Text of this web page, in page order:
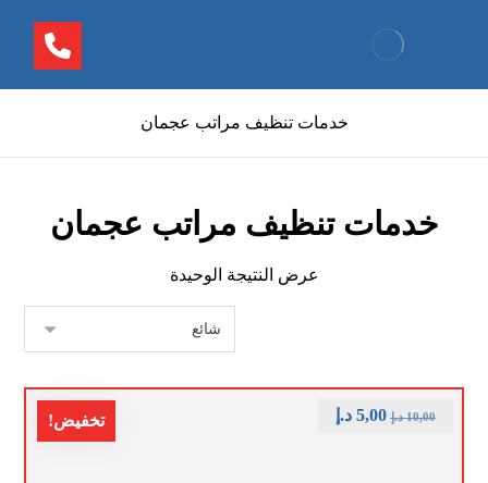
خدمات تنظيف مراتب عجمان
خدمات تنظيف مراتب عجمان
عرض النتيجة الوحيدة
تخفيض! 10,00 د.إ 5,00 د.إ